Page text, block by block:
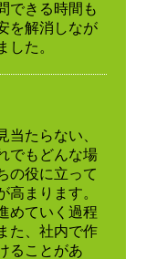
できる時間も
を解消しなが
した。
たらない、
でもどんな場
の役に立って
高まります。
めていく過程
た、社内で作
ることがあ